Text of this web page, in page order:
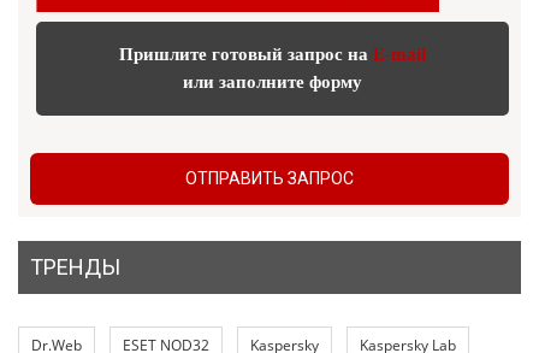
Пришлите готовый запрос на E-mail
или заполните форму
ОТПРАВИТЬ ЗАПРОС
ТРЕНДЫ
Dr.Web ESET NOD32 Kaspersky Kaspersky Lab